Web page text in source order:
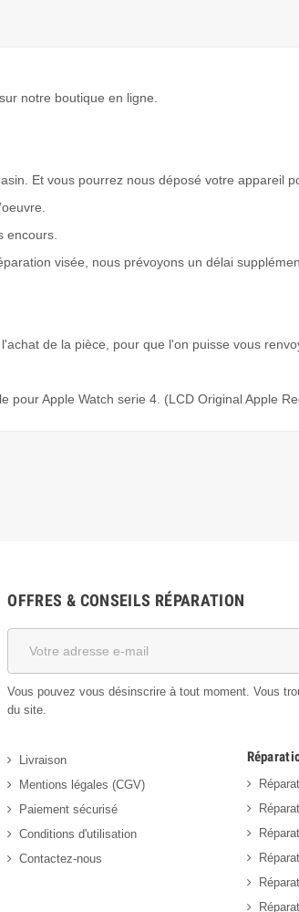
notre boutique en ligne.
Et vous pourrez nous déposé votre appareil
encours.
visée, nous prévoyons un délai
de la pièce, pour que l'on puisse vous
Apple Watch serie 4. (LCD Original Apple
OFFRES & CONSEILS RÉPARATION
Vous pouvez vous désinscrire à tout moment. Vous
du site.
Livraison
Mentions légales (CGV)
Paiement sécurisé
Conditions d'utilisation
Contactez-nous